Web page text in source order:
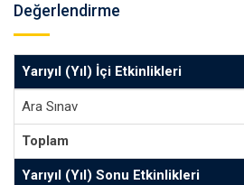
Değerlendirme
Yarıyıl (Yıl) İçi Etkinlikleri
Ara Sınav
Toplam
Yarıyıl (Yıl) Sonu Etkinlikleri